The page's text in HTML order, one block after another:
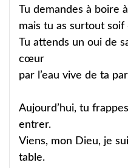
Tu demandes à boire
mais tu as surtout soif
Tu attends un oui de
cœur
par l’eau vive de ta
Aujourd’hui, tu
entrer.
Viens, mon Dieu, je
table.